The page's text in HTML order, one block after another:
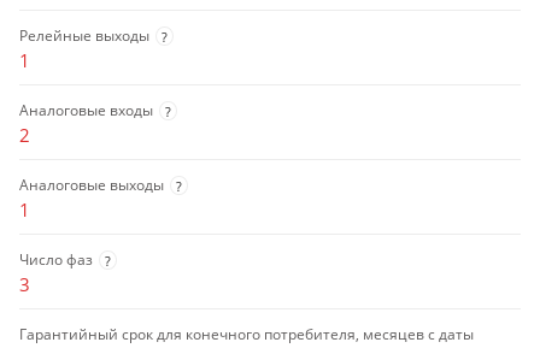
Релейные выходы ?
1
Аналоговые входы ?
2
Аналоговые выходы ?
1
Число фаз ?
3
Гарантийный срок для конечного потребителя, месяцев с даты